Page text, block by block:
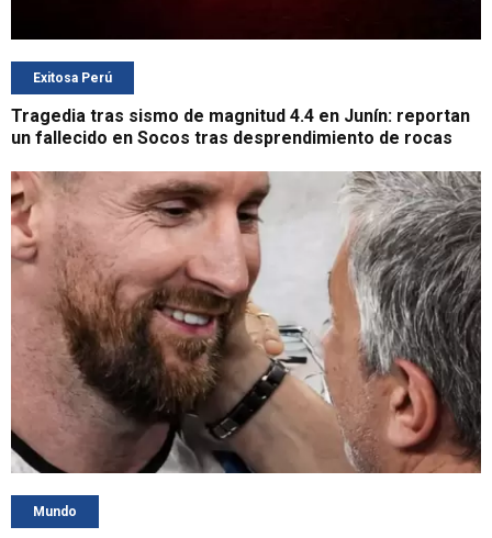
Exitosa Perú
Tragedia tras sismo de magnitud 4.4 en Junín: reportan
un fallecido en Socos tras desprendimiento de rocas
Mundo